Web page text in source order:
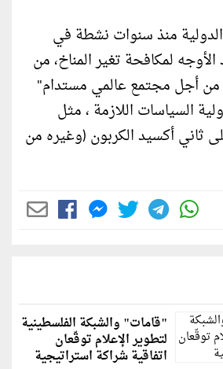
الدولية منذ سنوات نشطة في
لمكافحة تغير المناخ، من
من أجل مجتمع عالمي مستدام"
السياسات اللازمة ، مثل
ثاني أكسيد الكربون (وغيره من
"قامات" والشبكة الفلسطينية
لتطوير الإعلام توقّعان
اتفاقية شراكة استراتيجية